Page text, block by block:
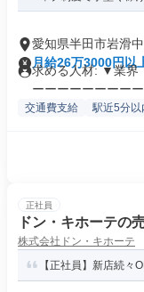
愛知県半田市岩滑
月給26万3000円以
求める人材: ▼業界
ーーーーーーーーー
交通費支給 駅近5分以
正社員
ドン・キホーテの
株式会社ドン・キホーテ
【正社員】新店続々